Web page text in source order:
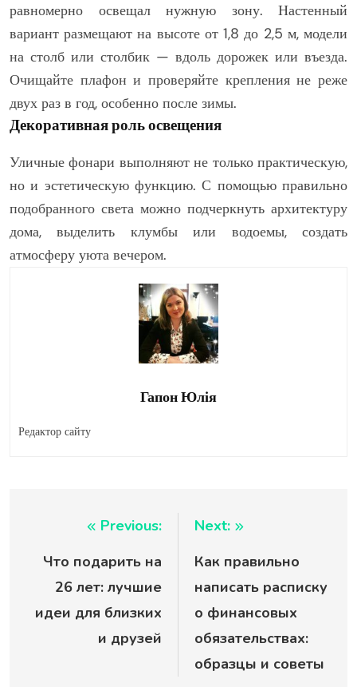
равномерно освещал нужную зону. Настенный
вариант размещают на высоте от 1,8 до 2,5 м, модели
на столб или столбик — вдоль дорожек или въезда.
Очищайте плафон и проверяйте крепления не реже
двух раз в год, особенно после зимы.
Декоративная роль освещения
Уличные фонари выполняют не только практическую,
но и эстетическую функцию. С помощью правильно
подобранного света можно подчеркнуть архитектуру
дома, выделить клумбы или водоемы, создать
атмосферу уюта вечером.
Гапон Юлія
Редактор сайту
Навигация
по
записям
Previous:
Что подарить на
26 лет: лучшие
идеи для близких
и друзей
Next:
Как правильно
написать расписку
о финансовых
обязательствах:
образцы и советы